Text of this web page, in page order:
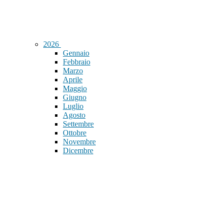
2026
Gennaio
Febbraio
Marzo
Aprile
Maggio
Giugno
Luglio
Agosto
Settembre
Ottobre
Novembre
Dicembre